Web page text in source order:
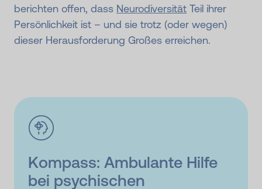
berichten offen, dass Neurodiversität Teil ihrer
Persönlichkeit ist – und sie trotz (oder wegen)
dieser Herausforderung Großes erreichen.
Kompass: Ambulante Hilfe
bei psychischen